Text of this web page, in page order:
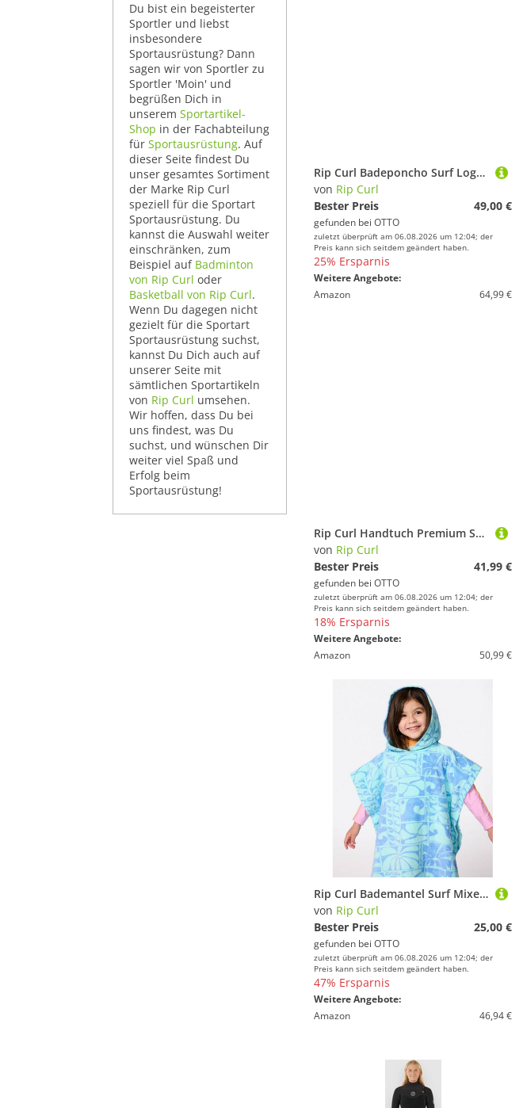
Du bist ein begeisterter
Sportler und liebst
insbesondere
Sportausrüstung? Dann
sagen wir von Sportler zu
Sportler 'Moin' und
begrüßen Dich in
unserem Sportartikel-
Shop in der Fachabteilung
für Sportausrüstung. Auf
dieser Seite findest Du
unser gesamtes Sortiment
der Marke Rip Curl
speziell für die Sportart
Sportausrüstung. Du
kannst die Auswahl weiter
einschränken, zum
Beispiel auf Badminton
von Rip Curl oder
Basketball von Rip Curl.
Wenn Du dagegen nicht
gezielt für die Sportart
Sportausrüstung suchst,
kannst Du Dich auch auf
unserer Seite mit
sämtlichen Sportartikeln
von Rip Curl umsehen.
Wir hoffen, dass Du bei
uns findest, was Du
suchst, und wünschen Dir
weiter viel Spaß und
Erfolg beim
Sportausrüstung!
Rip Curl Badeponcho Surf Logo Poncho
von Rip Curl
Bester Preis
49,00 €
gefunden bei OTTO
zuletzt überprüft am 06.08.2026 um 12:04; der
Preis kann sich seitdem geändert haben.
25% Ersparnis
Weitere Angebote:
Amazon
64,99 €
Rip Curl Handtuch Premium Surfhandtuch
von Rip Curl
Bester Preis
41,99 €
gefunden bei OTTO
zuletzt überprüft am 06.08.2026 um 12:04; der
Preis kann sich seitdem geändert haben.
18% Ersparnis
Weitere Angebote:
Amazon
50,99 €
Rip Curl Bademantel Surf Mixed Snap Poncho für Mädchen
von Rip Curl
Bester Preis
25,00 €
gefunden bei OTTO
zuletzt überprüft am 06.08.2026 um 12:04; der
Preis kann sich seitdem geändert haben.
47% Ersparnis
Weitere Angebote:
Amazon
46,94 €